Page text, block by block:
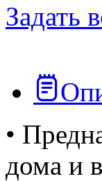
Задать
•
дома и